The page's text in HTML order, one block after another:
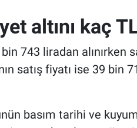
altını kaç
743 liradan alınırken
satış fiyatı ise 39 bin
basım tarihi ve